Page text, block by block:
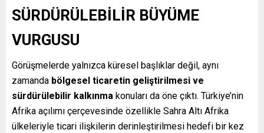
SÜRDÜRÜLEBİLİR BÜYÜME
VURGUSU
Görüşmelerde yalnızca küresel başlıklar değil, aynı
zamanda bölgesel ticaretin geliştirilmesi ve
sürdürülebilir kalkınma konuları da öne çıktı. Türkiye’nin
Afrika açılımı çerçevesinde özellikle Sahra Altı Afrika
ülkeleriyle ticari ilişkilerin derinleştirilmesi hedefi bir kez